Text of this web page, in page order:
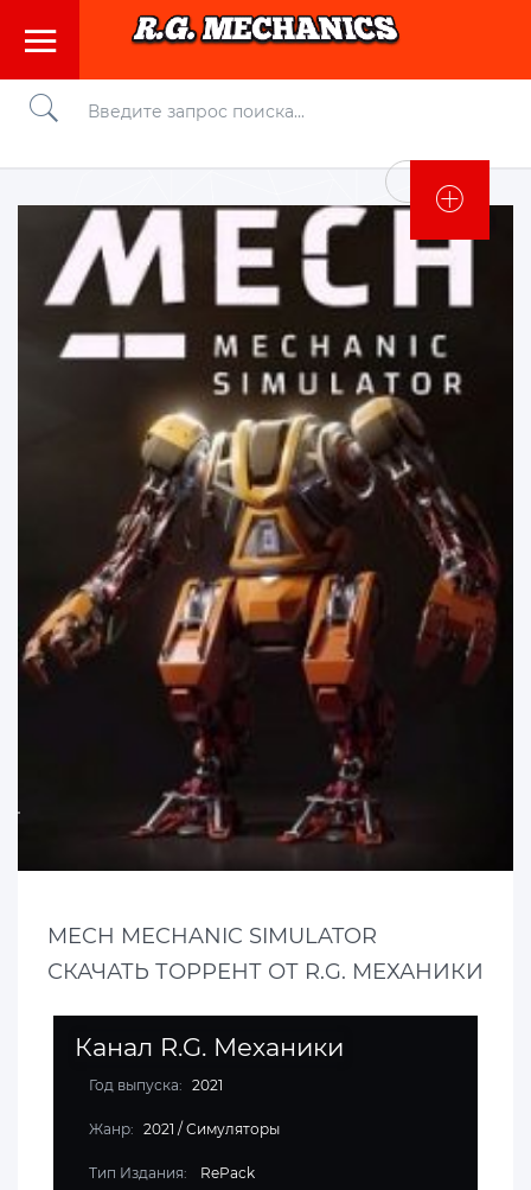
Войти
MECH MECHANIC SIMULATOR
СКАЧАТЬ ТОРРЕНТ ОТ R.G. МЕХАНИКИ
Канал R.G. Механики
Год выпуска: 2021
Жанр: 2021 / Симуляторы
Тип Издания: RePack